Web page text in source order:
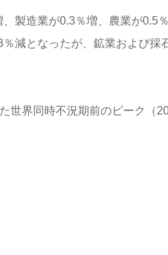
製造業が0.3％増、農業が0.5
減となったが、鉱業および
世界同時不況期前のピーク（